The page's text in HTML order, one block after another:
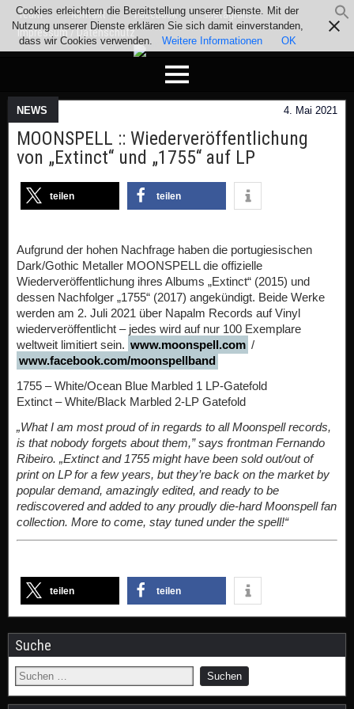
Team Kontakt Facebook
Instagram
Impressum / Datenschutz
NEWS 4. Mai 2021
MOONSPELL :: Wiederveröffentlichung
von „Extinct“ und „1755“ auf LP
teilen teilen
Aufgrund der hohen Nachfrage haben die portugiesischen
Dark/Gothic Metaller MOONSPELL die offizielle
Wiederveröffentlichung ihres Albums „Extinct“ (2015) und
dessen Nachfolger „1755“ (2017) angekündigt. Beide Werke
werden am 2. Juli 2021 über Napalm Records auf Vinyl
wiederveröffentlicht – jedes wird auf nur 100 Exemplare
weltweit limitiert sein. www.moonspell.com /
www.facebook.com/moonspellband
1755 – White/Ocean Blue Marbled 1 LP-Gatefold
Extinct – White/Black Marbled 2-LP Gatefold
„What I am most proud of in regards to all Moonspell records,
is that nobody forgets about them,” says frontman Fernando
Ribeiro. „Extinct and 1755 might have been sold out/out of
print on LP for a few years, but they’re back on the market by
popular demand, amazingly edited, and ready to be
rediscovered and added to any proudly die-hard Moonspell fan
collection. More to come, stay tuned under the spell!“
teilen teilen
Suche
Cookies erleichtern die Bereitstellung unserer Dienste. Mit der
Nutzung unserer Dienste erklären Sie sich damit einverstanden,
dass wir Cookies verwenden.
Weitere Informationen OK